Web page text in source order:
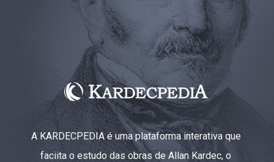
A KARDECPEDIA é uma plataforma interativa que
faciita o estudo das obras de Allan Kardec, o